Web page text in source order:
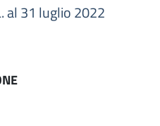
al 31 luglio 2022